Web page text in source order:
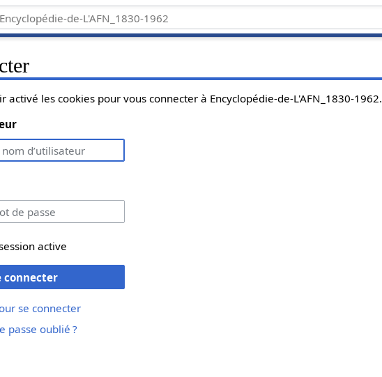
activé les cookies pour vous connecter à Encyclopédie-de-L'AFN_1830-1962.
active
connecter
se connecter
passe oublié ?